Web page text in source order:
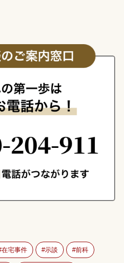
在宅事件 示談 前科